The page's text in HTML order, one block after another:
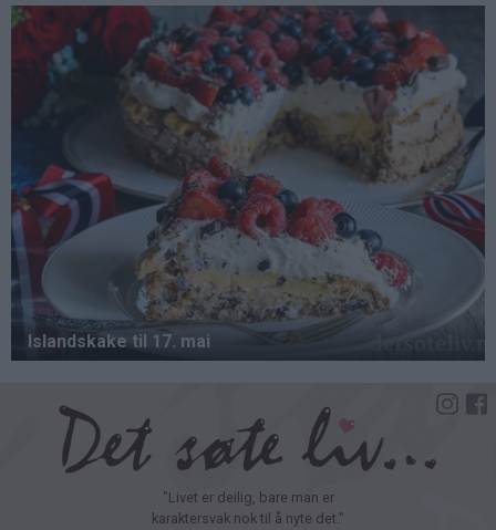
Hopp
hovedinnhold
"Livet er deilig, bare man er
karaktersvak nok til å nyte det."